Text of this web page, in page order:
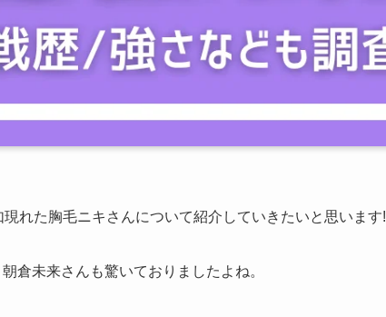
れた胸毛ニキさんについて紹介していきたいと思います!
倉未来さんも驚いておりましたよね。